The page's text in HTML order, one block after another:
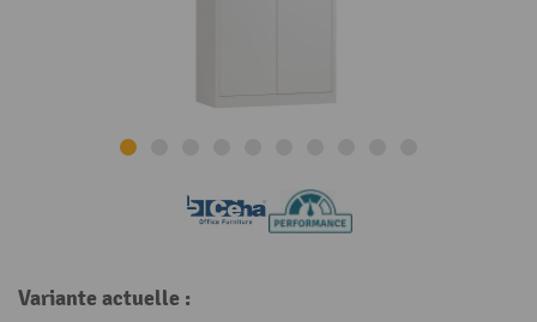
Variante actuelle :